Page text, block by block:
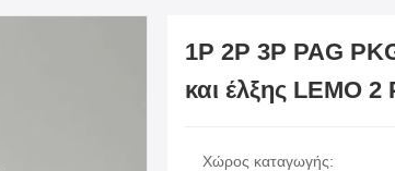
1P 2P 3P PAG
και έλξης LEMO 2
Χώρος καταγωγής: